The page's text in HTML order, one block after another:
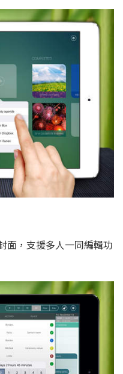
面，支援多人一同編輯功